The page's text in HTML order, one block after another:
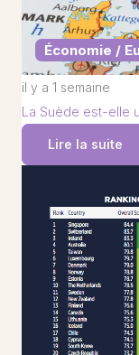
Économie /
il y a 1 semaine
La Suède est-elle
Lire la suite